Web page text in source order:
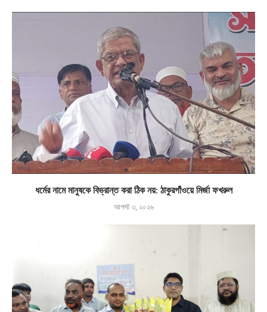
ধর্মের নামে মানুষকে বিভ্রান্ত করা ঠিক নয়: ঠাকুরগাঁওয়ে মির্জা ফখরুল
আগস্ট ৩, ২০২৬